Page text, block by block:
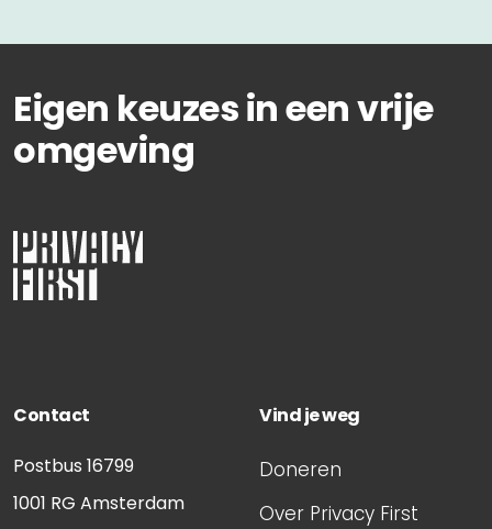
Eigen keuzes in een vrije
omgeving
Contact
Postbus 16799
1001 RG Amsterdam
Vind je weg
Doneren
Over Privacy First